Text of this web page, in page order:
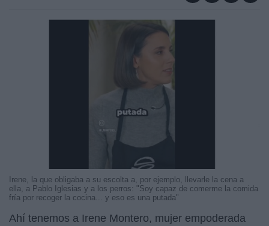
Irene, la que obligaba a su escolta a, por ejemplo, llevarle la cena a
ella, a Pablo Iglesias y a los perros: "Soy capaz de comerme la comida
fría por recoger la cocina... y eso es una putada"
Ahí tenemos a Irene Montero, mujer empoderada